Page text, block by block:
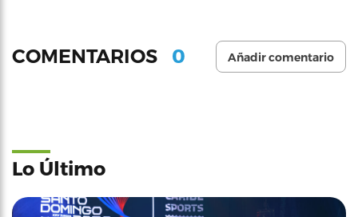
COMENTARIOS 0 Añadir comentario
Lo Último